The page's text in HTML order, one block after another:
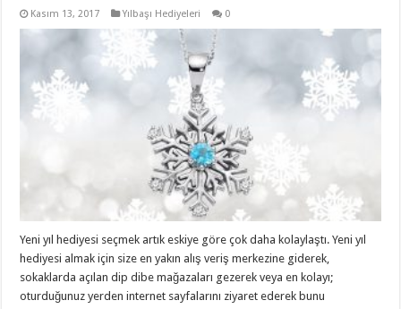
Kasım 13, 2017 Yılbaşı Hediyeleri 0
Yeni yıl hediyesi seçmek artık eskiye göre çok daha kolaylaştı. Yeni yıl
hediyesi almak için size en yakın alış veriş merkezine giderek,
sokaklarda açılan dip dibe mağazaları gezerek veya en kolayı;
oturduğunuz yerden internet sayfalarını ziyaret ederek bunu